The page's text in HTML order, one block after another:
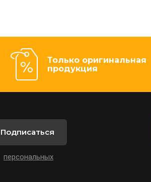
Только оригинальная
продукция
персональных
Подписаться